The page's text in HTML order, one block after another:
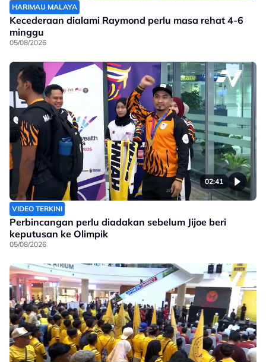
HARIMAU MALAYA
Kecederaan dialami Raymond perlu masa rehat 4-6
minggu
05/08/2026
02:41
VIDEO TERKINI
Perbincangan perlu diadakan sebelum Jijoe beri
keputusan ke Olimpik
05/08/2026